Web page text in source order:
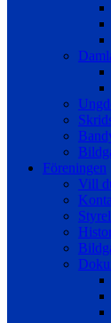
Föreningen
Vill